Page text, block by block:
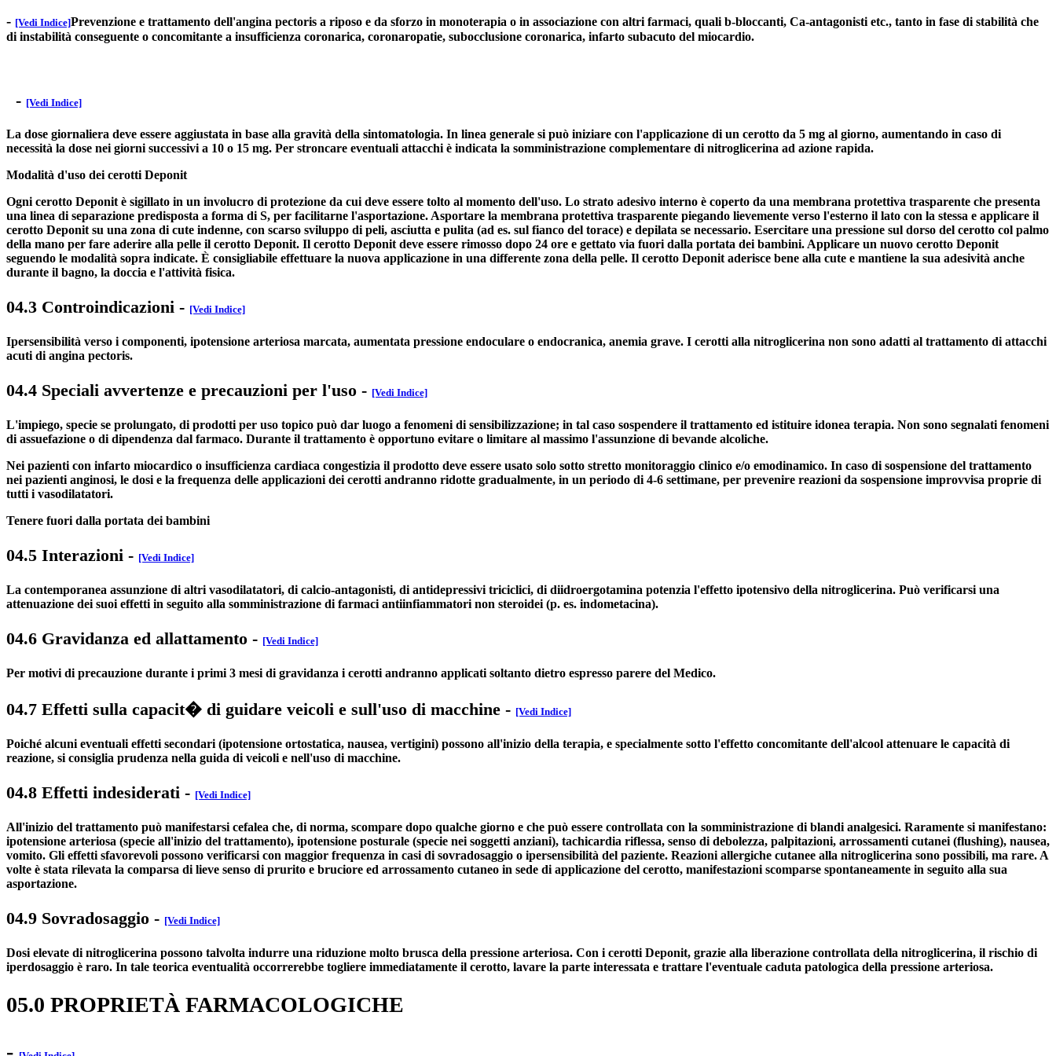
- [Vedi Indice]Prevenzione e trattamento dell'angina pectoris a riposo e da sforzo in monoterapia o in associazione con altri farmaci, quali b-bloccanti, Ca-antagonisti etc., tanto in fase di stabilità che
di instabilità conseguente o concomitante a insufficienza coronarica, coronaropatie, subocclusione coronarica, infarto subacuto del miocardio.
- [Vedi Indice]
La dose giornaliera deve essere aggiustata in base alla gravità della sintomatologia. In linea generale si può iniziare con l'applicazione di un cerotto da 5 mg al giorno, aumentando in caso di
necessità la dose nei giorni successivi a 10 o 15 mg. Per stroncare eventuali attacchi è indicata la somministrazione complementare di nitroglicerina ad azione rapida.
Modalità d'uso dei cerotti Deponit
Ogni cerotto Deponit è sigillato in un involucro di protezione da cui deve essere tolto al momento dell'uso. Lo strato adesivo interno è coperto da una membrana protettiva trasparente che presenta
una linea di separazione predisposta a forma di S, per facilitarne l'asportazione. Asportare la membrana protettiva trasparente piegando lievemente verso l'esterno il lato con la stessa e applicare il
cerotto Deponit su una zona di cute indenne, con scarso sviluppo di peli, asciutta e pulita (ad es. sul fianco del torace) e depilata se necessario. Esercitare una pressione sul dorso del cerotto col palmo
della mano per fare aderire alla pelle il cerotto Deponit. Il cerotto Deponit deve essere rimosso dopo 24 ore e gettato via fuori dalla portata dei bambini. Applicare un nuovo cerotto Deponit
seguendo le modalità sopra indicate. È consigliabile effettuare la nuova applicazione in una differente zona della pelle. Il cerotto Deponit aderisce bene alla cute e mantiene la sua adesività anche
durante il bagno, la doccia e l'attività fisica.
04.3 Controindicazioni - [Vedi Indice]
Ipersensibilità verso i componenti, ipotensione arteriosa marcata, aumentata pressione endoculare o endocranica, anemia grave. I cerotti alla nitroglicerina non sono adatti al trattamento di attacchi
acuti di angina pectoris.
04.4 Speciali avvertenze e precauzioni per l'uso - [Vedi Indice]
L'impiego, specie se prolungato, di prodotti per uso topico può dar luogo a fenomeni di sensibilizzazione; in tal caso sospendere il trattamento ed istituire idonea terapia. Non sono segnalati fenomeni
di assuefazione o di dipendenza dal farmaco. Durante il trattamento è opportuno evitare o limitare al massimo l'assunzione di bevande alcoliche.
Nei pazienti con infarto miocardico o insufficienza cardiaca congestizia il prodotto deve essere usato solo sotto stretto monitoraggio clinico e/o emodinamico. In caso di sospensione del trattamento
nei pazienti anginosi, le dosi e la frequenza delle applicazioni dei cerotti andranno ridotte gradualmente, in un periodo di 4-6 settimane, per prevenire reazioni da sospensione improvvisa proprie di
tutti i vasodilatatori.
Tenere fuori dalla portata dei bambini
04.5 Interazioni - [Vedi Indice]
La contemporanea assunzione di altri vasodilatatori, di calcio-antagonisti, di antidepressivi triciclici, di diidroergotamina potenzia l'effetto ipotensivo della nitroglicerina. Può verificarsi una
attenuazione dei suoi effetti in seguito alla somministrazione di farmaci antiinfiammatori non steroidei (p. es. indometacina).
04.6 Gravidanza ed allattamento - [Vedi Indice]
Per motivi di precauzione durante i primi 3 mesi di gravidanza i cerotti andranno applicati soltanto dietro espresso parere del Medico.
04.7 Effetti sulla capacit� di guidare veicoli e sull'uso di macchine - [Vedi Indice]
Poiché alcuni eventuali effetti secondari (ipotensione ortostatica, nausea, vertigini) possono all'inizio della terapia, e specialmente sotto l'effetto concomitante dell'alcool attenuare le capacità di
reazione, si consiglia prudenza nella guida di veicoli e nell'uso di macchine.
04.8 Effetti indesiderati - [Vedi Indice]
All'inizio del trattamento può manifestarsi cefalea che, di norma, scompare dopo qualche giorno e che può essere controllata con la somministrazione di blandi analgesici. Raramente si manifestano:
ipotensione arteriosa (specie all'inizio del trattamento), ipotensione posturale (specie nei soggetti anziani), tachicardia riflessa, senso di debolezza, palpitazioni, arrossamenti cutanei (flushing), nausea,
vomito. Gli effetti sfavorevoli possono verificarsi con maggior frequenza in casi di sovradosaggio o ipersensibilità del paziente. Reazioni allergiche cutanee alla nitroglicerina sono possibili, ma rare. A
volte è stata rilevata la comparsa di lieve senso di prurito e bruciore ed arrossamento cutaneo in sede di applicazione del cerotto, manifestazioni scomparse spontaneamente in seguito alla sua
asportazione.
04.9 Sovradosaggio - [Vedi Indice]
Dosi elevate di nitroglicerina possono talvolta indurre una riduzione molto brusca della pressione arteriosa. Con i cerotti Deponit, grazie alla liberazione controllata della nitroglicerina, il rischio di
iperdosaggio è raro. In tale teorica eventualità occorrerebbe togliere immediatamente il cerotto, lavare la parte interessata e trattare l'eventuale caduta patologica della pressione arteriosa.
05.0 PROPRIETÀ FARMACOLOGICHE